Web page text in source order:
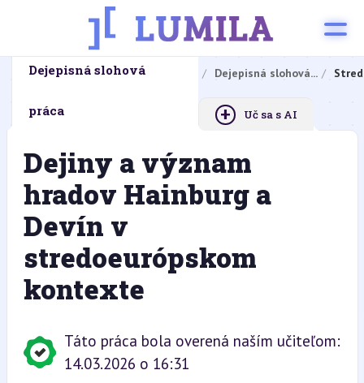
Domovská stránka Domáce úlohy Dejepisná slohová...
Dejepisná slohová
práca + Uč sa s AI
Dejiny a význam
hradov Hainburg a
Devín v
stredoeurópskom
kontexte
Táto práca bola overená naším učiteľom:
14.03.2026 o 16:31